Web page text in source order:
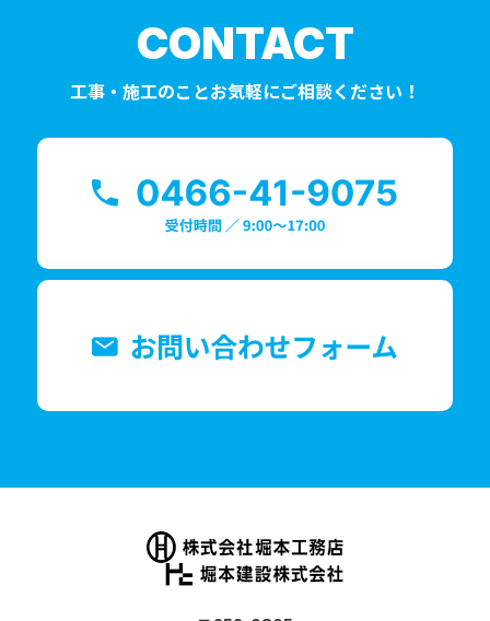
CONTACT
工事・施工のことお気軽にご相談ください！